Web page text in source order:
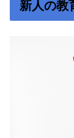
新人の教